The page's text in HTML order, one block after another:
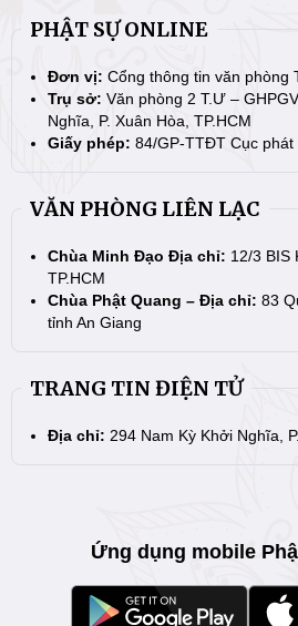
PHẬT SỰ ONLINE
Đơn vị: Cổng thông tin văn phòng
Trụ sở: Văn phòng 2 T.Ư –
Nghĩa, P. Xuân Hòa, TP.HCM
Giấy phép: 84/GP-TTĐT Cục
VĂN PHÒNG LIÊN LẠC
Chùa Minh Đạo Địa chỉ: 12/3 BIS
TP.HCM
Chùa Phật Quang – Địa chỉ: 83
tỉnh An Giang
TRANG TIN ĐIỆN TỬ
Địa chỉ: 294 Nam Kỳ Khởi Nghĩa,
Ứng dụng mobile